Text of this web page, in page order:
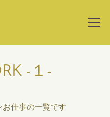
-１-
仕事の一覧です